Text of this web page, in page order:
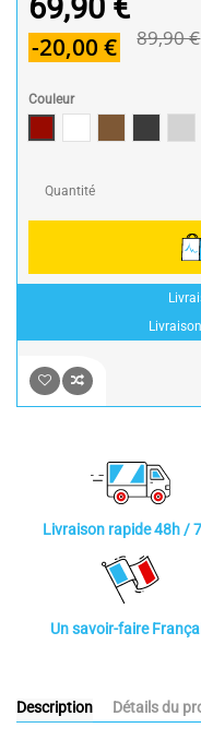
69,90 €
-20,00 € 89,90 €
Couleur
Quantité
Livraison rapide 48h /
Un savoir-faire
Description Détails du